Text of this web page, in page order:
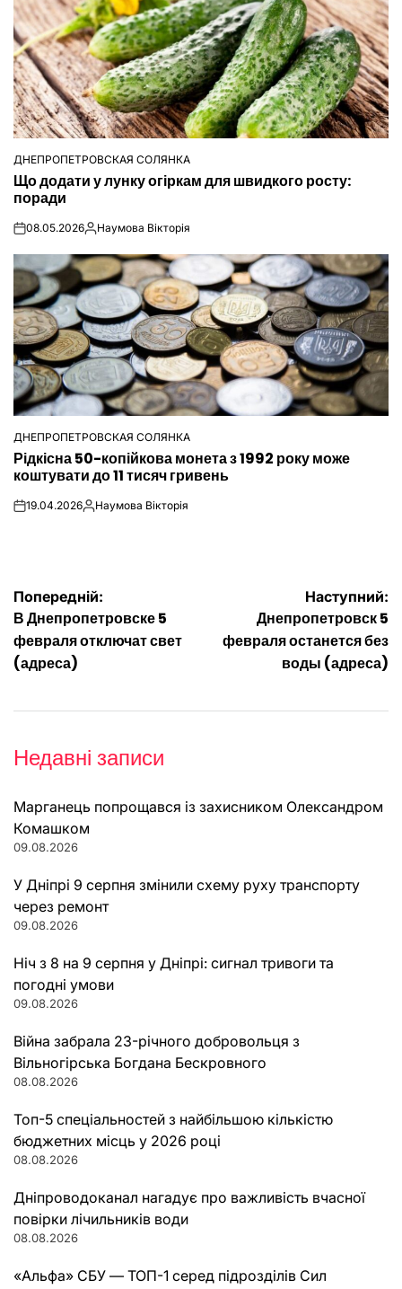
ОПУБЛІКУВАТИ
У
ДНЕПРОПЕТРОВСКАЯ СОЛЯНКА
Що додати у лунку огіркам для швидкого росту:
поради
on08.05.2026Опубліковано
Наумова Вікторія
ОПУБЛІКУВАТИ
У
ДНЕПРОПЕТРОВСКАЯ СОЛЯНКА
Рідкісна 50-копійкова монета з 1992 року може
коштувати до 11 тисяч гривень
on19.04.2026Опубліковано
Наумова Вікторія
Навігація
записів
Попередній:
В Днепропетровске 5
февраля отключат свет
(адреса)
Наступний:
Днепропетровск 5
февраля останется без
воды (адреса)
Недавні записи
Марганець попрощався із захисником Олександром
Комашком
09.08.2026
У Дніпрі 9 серпня змінили схему руху транспорту
через ремонт
09.08.2026
Ніч з 8 на 9 серпня у Дніпрі: сигнал тривоги та
погодні умови
09.08.2026
Війна забрала 23-річного добровольця з
Вільногірська Богдана Бескровного
08.08.2026
Топ-5 спеціальностей з найбільшою кількістю
бюджетних місць у 2026 році
08.08.2026
Дніпроводоканал нагадує про важливість вчасної
повірки лічильників води
08.08.2026
«Альфа» СБУ — ТОП-1 серед підрозділів Сил